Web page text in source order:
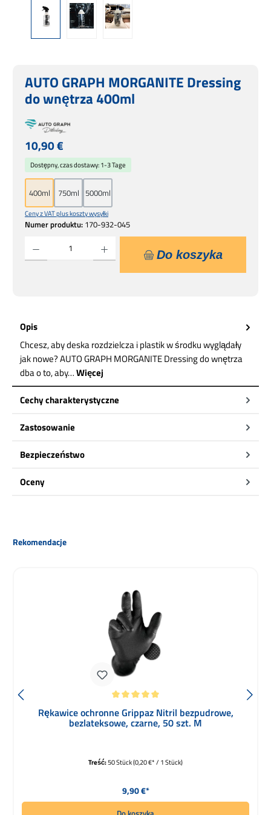
AUTO GRAPH MORGANITE Dressing
do wnętrza 400ml
Cena regularna:
10,90 €
Ceny z VAT plus koszty wysyłki
Numer produktu: 170-932-045
Dostępny, czas dostawy: 1-3 Tage
400ml 750ml 5000ml
Do koszyka
Opis
Chcesz, aby deska rozdzielcza i plastik w środku wyglądały
jak nowe? AUTO GRAPH MORGANITE Dressing do wnętrza
dba o to, aby…Więcej
Cechy charakterystyczne
Zastosowanie
Bezpieczeństwo
Oceny
Pomiń galerię produktów
Rekomendacje
Rękawice ochronne Grippaz Nitril bezpudrowe,
bezlateksowe, czarne, 50 szt. M
Treść:50 Stück(0,20 €* / 1 Stück)
Cena regularna:
9,90 €*